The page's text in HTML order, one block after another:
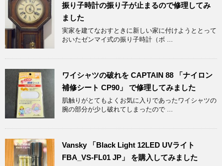
振り子時計の振り子が止まるので修理してみ
ました
実家を建てなおすときに新しい家に付けようととって
おいたゼンマイ式の振り子時計（ボ ...
ワイシャツの破れを CAPTAIN 88 「ナイロン
補修シート CP90」 で修理してみました
肌触りがとてもよくお気に入りであったワイシャツの
腕の部分が少し破れてしまったので ...
Vansky 「Black Light 12LED UVライト
FBA_VS-FL01 JP」 を購入してみました